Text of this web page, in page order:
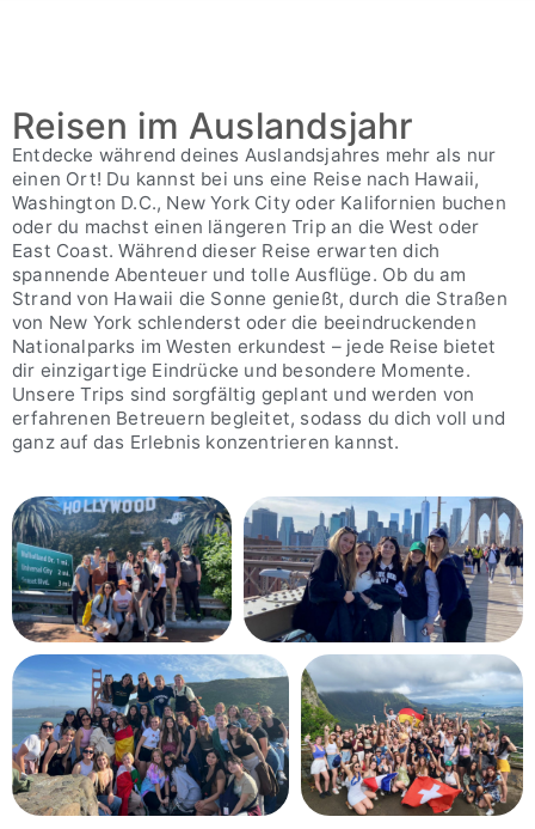
Reisen im Auslandsjahr
Entdecke während deines Auslandsjahres mehr als nur
einen Ort! Du kannst bei uns eine Reise nach Hawaii,
Washington D.C., New York City oder Kalifornien buchen
oder du machst einen längeren Trip an die West oder
East Coast. Während dieser Reise erwarten dich
spannende Abenteuer und tolle Ausflüge. Ob du am
Strand von Hawaii die Sonne genießt, durch die Straßen
von New York schlenderst oder die beeindruckenden
Nationalparks im Westen erkundest – jede Reise bietet
dir einzigartige Eindrücke und besondere Momente.
Unsere Trips sind sorgfältig geplant und werden von
erfahrenen Betreuern begleitet, sodass du dich voll und
ganz auf das Erlebnis konzentrieren kannst.